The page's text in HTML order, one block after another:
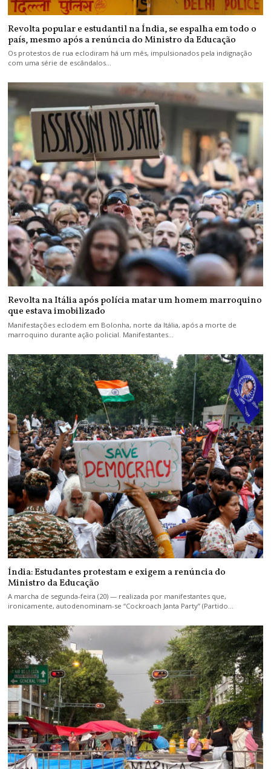
Revolta popular e estudantil na Índia, se espalha em todo o
país, mesmo após a renúncia do Ministro da Educação
Os protestos de rua eclodiram há um mês, impulsionados pela indignação
com uma série de escândalos…
Revolta na Itália após polícia matar um homem marroquino
que estava imobilizado
Manifestações eclodem em Bolonha, norte da Itália, após a morte de
marroquino durante ação policial. Manifestantes…
Índia: Estudantes protestam e exigem a renúncia do
Ministro da Educação
A marcha de segunda-feira (20) — realizada por manifestantes que,
ironicamente, autodenominam-se “Cockroach Janta Party” (Partido…